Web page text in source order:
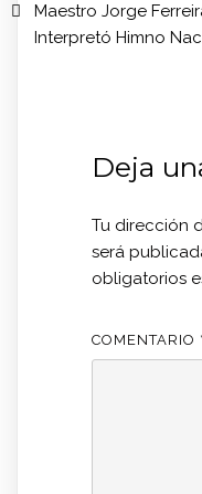
Maestro Jorge
Interpretó Himno
Deja
Tu dirección
será
obligatorios
COMENTARIO *